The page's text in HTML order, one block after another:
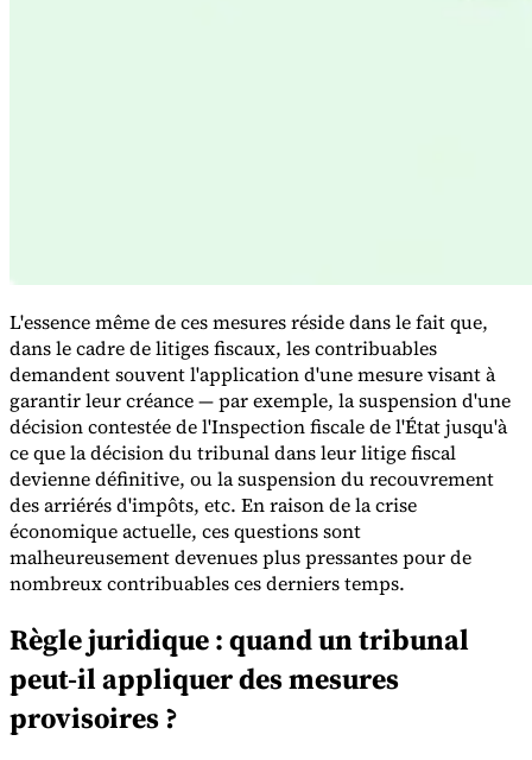
région du GolfeComment élaborer un cadre de contrôle de la
fiscalité indirecte
Taxes sur le carbone et prélèvements
environnementaux
Outils
Calculateur de VAT Calculateur de GST
vente
L'essence même de ces mesures réside dans le fait que,
dans le cadre de litiges fiscaux, les contribuables
demandent souvent l'application d'une mesure visant à
garantir leur créance — par exemple, la suspension d'une
décision contestée de l'Inspection fiscale de l'État jusqu'à
ce que la décision du tribunal dans leur litige fiscal
devienne définitive, ou la suspension du recouvrement
des arriérés d'impôts, etc. En raison de la crise
économique actuelle, ces questions sont
malheureusement devenues plus pressantes pour de
nombreux contribuables ces derniers temps.
Règle juridique : quand un tribunal
peut-il appliquer des mesures
provisoires ?